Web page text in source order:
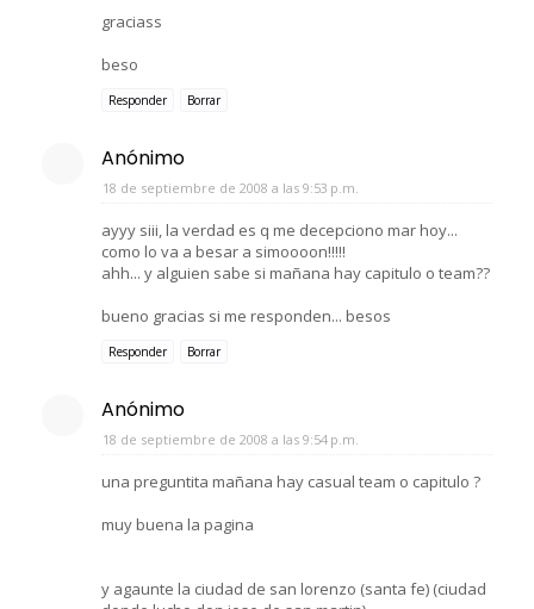
graciass
beso
Responder Borrar
Anónimo
18 de septiembre de 2008 a las 9:53 p.m.
ayyy siii, la verdad es q me decepciono mar hoy...
como lo va a besar a simoooon!!!!!
ahh... y alguien sabe si mañana hay capitulo o team??
bueno gracias si me responden... besos
Responder Borrar
Anónimo
18 de septiembre de 2008 a las 9:54 p.m.
una preguntita mañana hay casual team o capitulo ?
muy buena la pagina
y agaunte la ciudad de san lorenzo (santa fe) (ciudad